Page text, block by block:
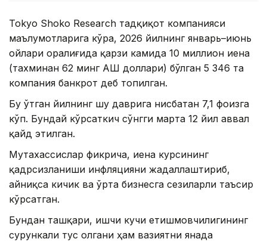
Tokyo Shoko Research тадқиқот компанияси
маълумотларига кўра, 2026 йилнинг январь–июнь
ойлари оралиғида қарзи камида 10 миллион иена
(тахминан 62 минг АҚШ доллари) бўлган 5 346 та
компания банкрот деб топилган.
Бу ўтган йилнинг шу даврига нисбатан 7,1 фоизга
кўп. Бундай кўрсаткич сўнгги марта 12 йил аввал
қайд этилган.
Мутахассислар фикрича, иена курсининг
қадрсизланиши инфляцияни жадаллаштириб,
айниқса кичик ва ўрта бизнесга сезиларли таъсир
кўрсатган.
Бундан ташқари, ишчи кучи етишмовчилигининг
сурункали тус олгани ҳам вазиятни янада